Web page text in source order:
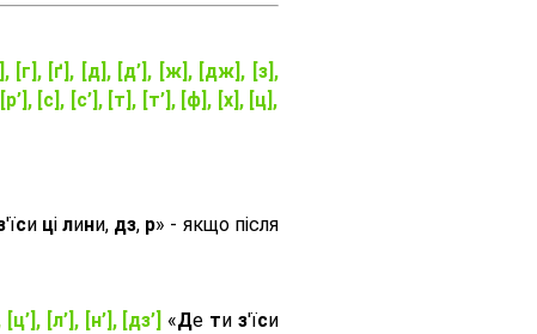
[г], [ґ], [д], [д’], [ж], [дж], [з],
[с], [с’], [т], [т’], [ф], [х], [ц],
'їси цілини, дз, р» - якщо після
[ц’], [л’], [н’], [дз’] «Де ти з'їси